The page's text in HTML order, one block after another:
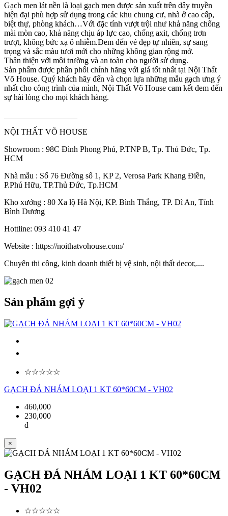
Gạch men lát nền là loại gạch men được sản xuất trên dây truyền
hiện đại phù hợp sử dụng trong các khu chung cư, nhà ở cao cấp,
biệt thự, phòng khách…Với đặc tính vượt trội như khả năng chống
mài mòn cao, khả năng chịu áp lực cao, chống axit, chống trơn
trượt, không bức xạ ô nhiễm.Đem đến vẻ đẹp tự nhiên, sự sang
trọng và sắc màu tươi mới cho những không gian rộng mở.
Thân thiện với môi trường và an toàn cho người sử dụng.
Sản phẩm được phân phối chính hãng với giá tốt nhất tại Nội Thất
Võ House. Quý khách hãy đến và chọn lựa những mẫu gạch ưng ý
nhất cho công trình của mình, Nội Thất Võ House cam kết đem đến
sự hài lòng cho mọi khách hàng.
NỘI THẤT VÕ HOUSE
Showroom : 98C Đình Phong Phú, P.TNP B, Tp. Thủ Đức, Tp.
HCM
Nhà mẫu : Số 76 Đường số 1, KP 2, Verosa Park Khang Điền,
P.Phú Hữu, TP.Thủ Đức, Tp.HCM
Kho xưởng : 80 Xa lộ Hà Nội, KP. Bình Thắng, TP. Dĩ An, Tỉnh
Bình Dương
Hottline: 093 410 41 47
Website : https://noithatvohouse.com/
Chuyên thi công, kinh doanh thiết bị vệ sinh, nội thất decor,....
Sản phẩm gợi ý
☆☆☆☆☆
GẠCH ĐÁ NHÁM LOẠI 1 KT 60*60CM - VH02
460,000
230,000
đ
×
GẠCH ĐÁ NHÁM LOẠI 1 KT 60*60CM
- VH02
☆☆☆☆☆